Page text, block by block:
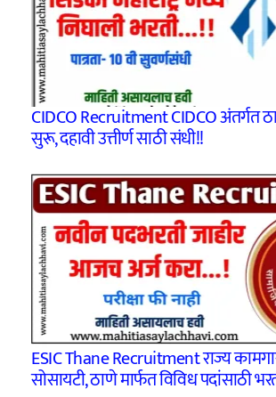
CIDCO Recruitment CIDCO अंतर्गत
सुरू, दहावी उत्तीर्ण साठी संधी!!
ESIC Thane Recruitment राज्य
सोसायटी, ठाणे मार्फत विविध पदांसाठी